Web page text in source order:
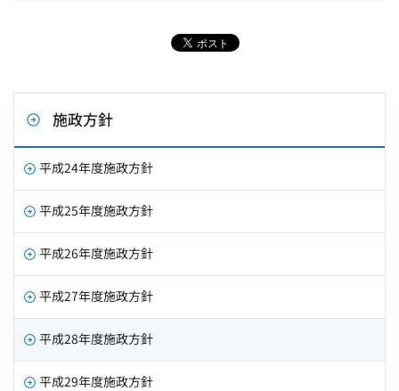
施政方針
平成24年度施政方針
平成25年度施政方針
平成26年度施政方針
平成27年度施政方針
平成28年度施政方針
平成29年度施政方針